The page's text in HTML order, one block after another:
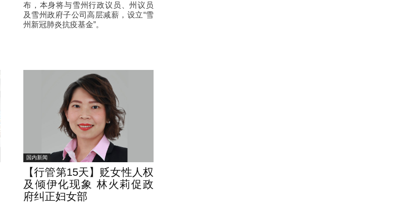
布，本身将与雪州行政议员、州议员
及雪州政府子公司高层减薪，设立“雪
州新冠肺炎抗疫基金”。
国内新闻
【行管第15天】贬女性人权
及倾伊化现象 林火莉促政
府纠正妇女部